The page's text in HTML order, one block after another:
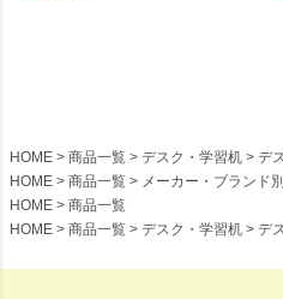
HOME 商品一覧 デスク・学習机
デ
HOME
商品一覧 メーカー・ブランド別
HOME
商品一覧
HOME
商品一覧 デスク・学習机 デ